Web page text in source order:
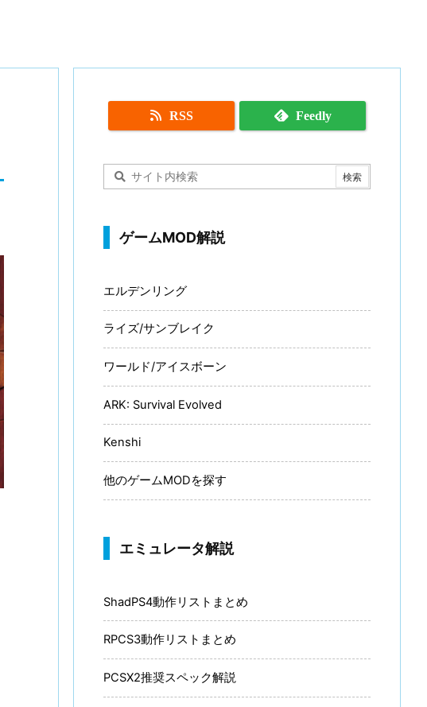
RSS Feedly
ゲームMOD解説
エルデンリング
ライズ/サンブレイク
ワールド/アイスボーン
ARK: Survival Evolved
Kenshi
他のゲームMODを探す
エミュレータ解説
ShadPS4動作リストまとめ
RPCS3動作リストまとめ
PCSX2推奨スペック解説